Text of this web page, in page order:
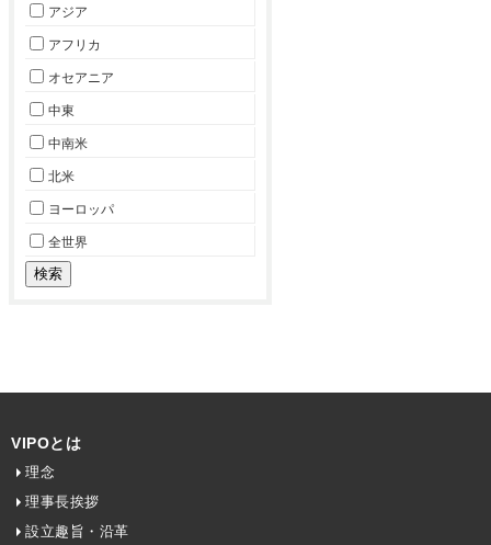
アジア
アフリカ
オセアニア
中東
中南米
北米
ヨーロッパ
全世界
VIPOとは
理念
理事長挨拶
設立趣旨・沿革